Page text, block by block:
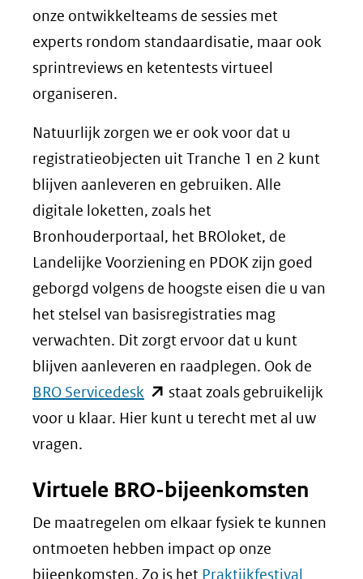
onze ontwikkelteams de sessies met
experts rondom standaardisatie, maar ook
sprintreviews en ketentests virtueel
organiseren.
Natuurlijk zorgen we er ook voor dat u
registratieobjecten uit Tranche 1 en 2 kunt
blijven aanleveren en gebruiken. Alle
digitale loketten, zoals het
Bronhouderportaal, het BROloket, de
Landelijke Voorziening en PDOK zijn goed
geborgd volgens de hoogste eisen die u van
het stelsel van basisregistraties mag
verwachten. Dit zorgt ervoor dat u kunt
blijven aanleveren en raadplegen. Ook de
BRO Servicedesk (opent
in
(verwijst
naar
een
andere
staat zoals gebruikelijk
voor u klaar. Hier kunt u terecht met al uw
vragen.
Virtuele BRO-bijeenkomsten
De maatregelen om elkaar fysiek te kunnen
ontmoeten hebben impact op onze
bijeenkomsten. Zo is het Praktijkfestival